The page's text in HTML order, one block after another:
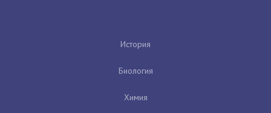
История
Биология
Химия